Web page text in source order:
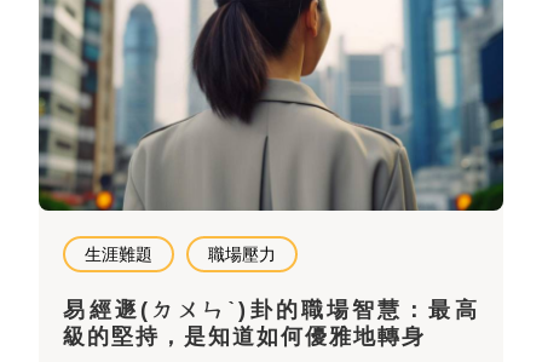
生涯難題 職場壓力
易經遯(ㄉㄨㄣˋ)卦的職場智慧：最高
級的堅持，是知道如何優雅地轉身